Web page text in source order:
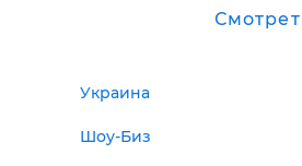
Украина
Шоу-Биз